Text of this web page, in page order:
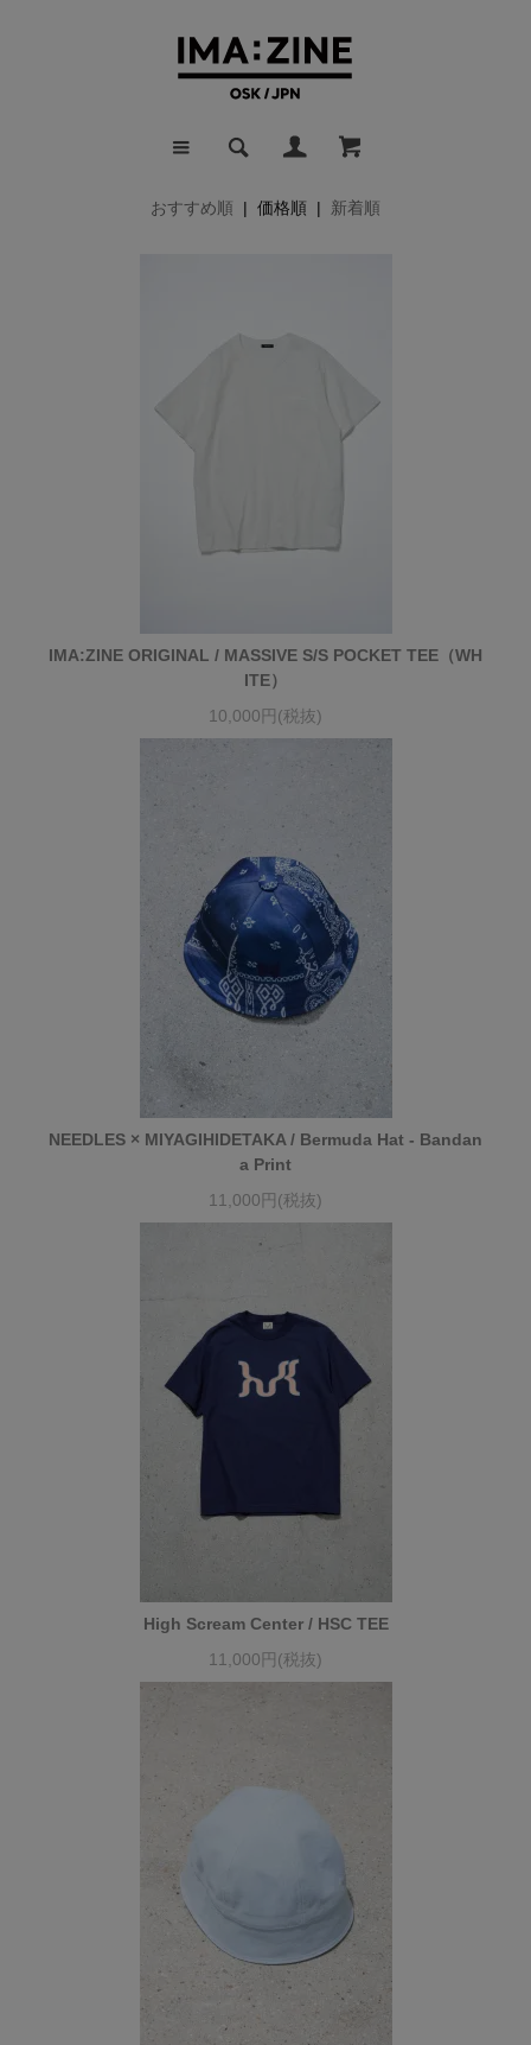
おすすめ順 | 価格順 | 新着順
IMA:ZINE ORIGINAL / MASSIVE S/S POCKET TEE（WH
ITE）
10,000円(税抜)
NEEDLES × MIYAGIHIDETAKA / Bermuda Hat - Bandan
a Print
11,000円(税抜)
High Scream Center / HSC TEE
11,000円(税抜)